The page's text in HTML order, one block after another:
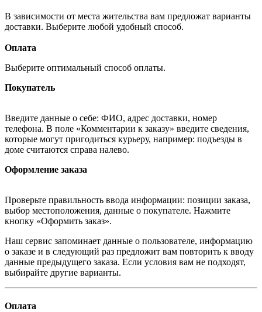
В зависимости от места жительства вам предложат варианты
доставки. Выберите любой удобный способ.
Оплата
Выберите оптимальный способ оплаты.
Покупатель
Введите данные о себе: ФИО, адрес доставки, номер
телефона. В поле «Комментарии к заказу» введите сведения,
которые могут пригодиться курьеру, например: подъезды в
доме считаются справа налево.
Оформление заказа
Проверьте правильность ввода информации: позиции заказа,
выбор местоположения, данные о покупателе. Нажмите
кнопку «Оформить заказ».
Наш сервис запоминает данные о пользователе, информацию
о заказе и в следующий раз предложит вам повторить к вводу
данные предыдущего заказа. Если условия вам не подходят,
выбирайте другие варианты.
Оплата